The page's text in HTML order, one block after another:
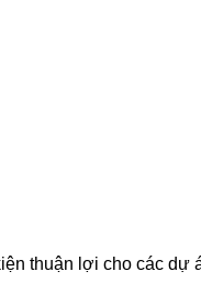
thuận lợi cho các dự